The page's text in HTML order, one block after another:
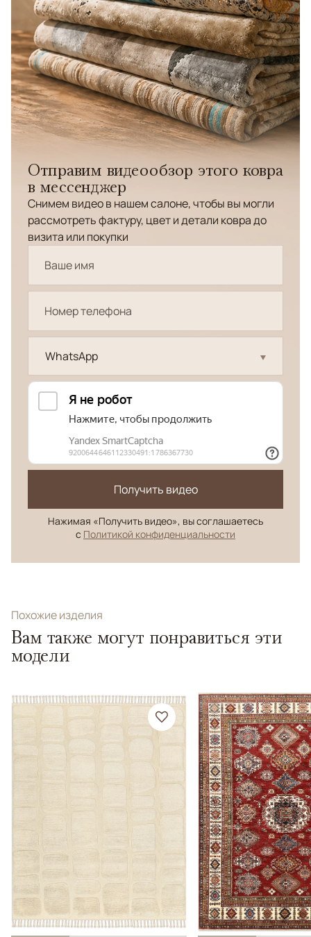
Отправим видеообзор этого ковра
в мессенджер
Снимем видео в нашем салоне, чтобы вы могли
рассмотреть фактуру, цвет и детали ковра до
визита или покупки
WhatsApp
Получить видео
Нажимая «Получить видео», вы соглашаетесь
с Политикой конфиденциальности
Похожие изделия
Вам также могут понравиться эти
модели